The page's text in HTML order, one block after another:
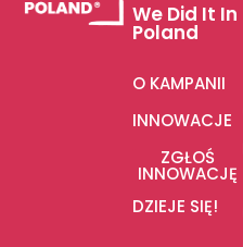
We Did It In
Poland
O KAMPANII
INNOWACJE
ZGŁOŚ
INNOWACJĘ
DZIEJE SIĘ!